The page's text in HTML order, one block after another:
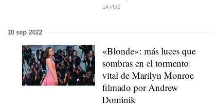
LA VOZ
10 sep 2022
«Blonde»: más luces que
sombras en el tormento
vital de Marilyn Monroe
filmado por Andrew
Dominik